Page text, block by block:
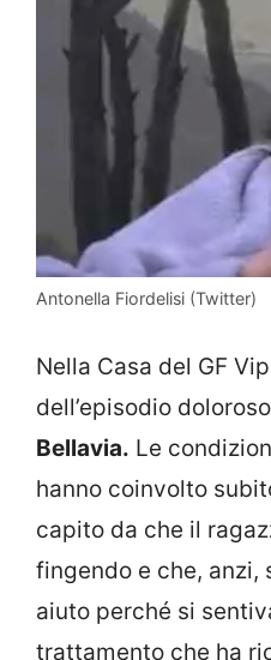
Antonella Fiordelisi (Twitter)
Nella Casa del GF
dell’episodio
Bellavia. Le
hanno coinvolto
capito da che il
fingendo e che, anzi,
aiuto perché si
trattamento che ha